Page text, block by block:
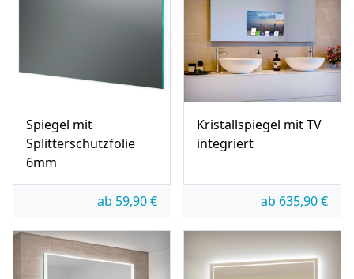
Spiegel mit
Splitterschutzfolie
6mm
ab 59,90€
Kristallspiegel mit TV
integriert
ab 635,90€